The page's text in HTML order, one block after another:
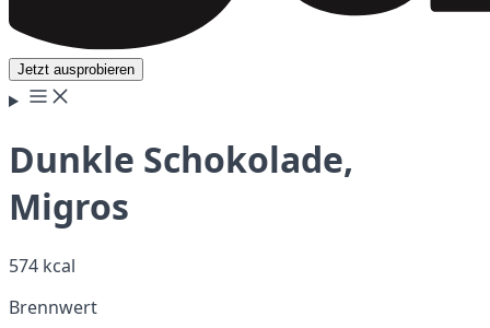
Jetzt ausprobieren
Dunkle Schokolade,
Migros
574 kcal
Brennwert